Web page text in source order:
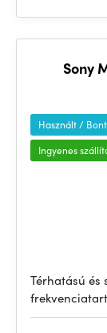
Sony
Használt /
Ingyenes
Térhatású és